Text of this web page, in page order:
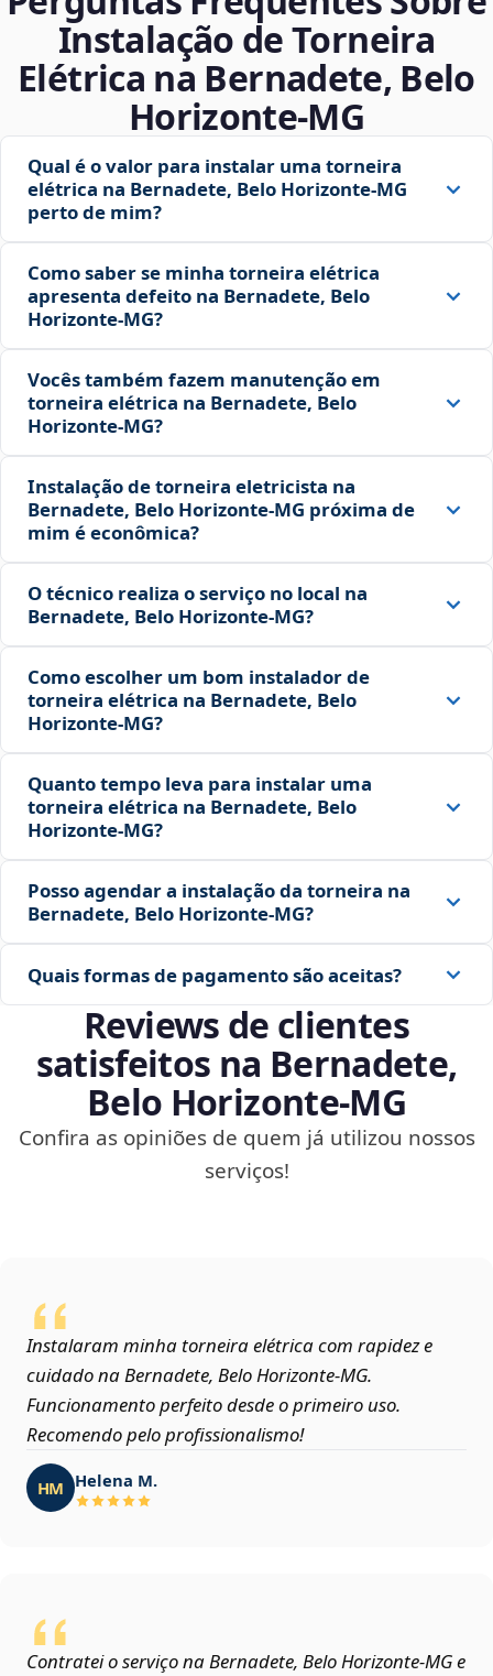
Instalação de Torneira
Elétrica na Bernadete, Belo
Horizonte‑MG
Qual é o valor para instalar uma torneira
elétrica na Bernadete, Belo Horizonte‑MG
perto de mim?
Como saber se minha torneira elétrica
apresenta defeito na Bernadete, Belo
Horizonte‑MG?
Vocês também fazem manutenção em
torneira elétrica na Bernadete, Belo
Horizonte‑MG?
Instalação de torneira eletricista na
Bernadete, Belo Horizonte‑MG próxima de
mim é econômica?
O técnico realiza o serviço no local na
Bernadete, Belo Horizonte‑MG?
Como escolher um bom instalador de
torneira elétrica na Bernadete, Belo
Horizonte‑MG?
Quanto tempo leva para instalar uma
torneira elétrica na Bernadete, Belo
Horizonte‑MG?
Posso agendar a instalação da torneira na
Bernadete, Belo Horizonte‑MG?
Quais formas de pagamento são aceitas?
Reviews de clientes
satisfeitos na Bernadete,
Belo Horizonte‑MG
Confira as opiniões de quem já utilizou nossos
serviços!
Instalaram minha torneira elétrica com rapidez e
cuidado na Bernadete, Belo Horizonte‑MG.
Funcionamento perfeito desde o primeiro uso.
Recomendo pelo profissionalismo!
HM Helena M.
Contratei o serviço na Bernadete, Belo Horizonte‑MG e